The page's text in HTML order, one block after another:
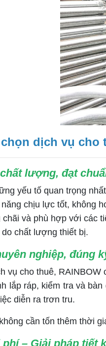
dịch vụ cho
lượng, đạt
yếu tố quan trọng
chịu lực tốt, không
chãi và phù hợp với các
chất lượng thiết bị.
nghiệp, đúng
cho thuê, RAINBOW
lắp ráp, kiểm tra và
diễn ra trơn tru.
cần tốn thêm thời
– Giải pháp tiết